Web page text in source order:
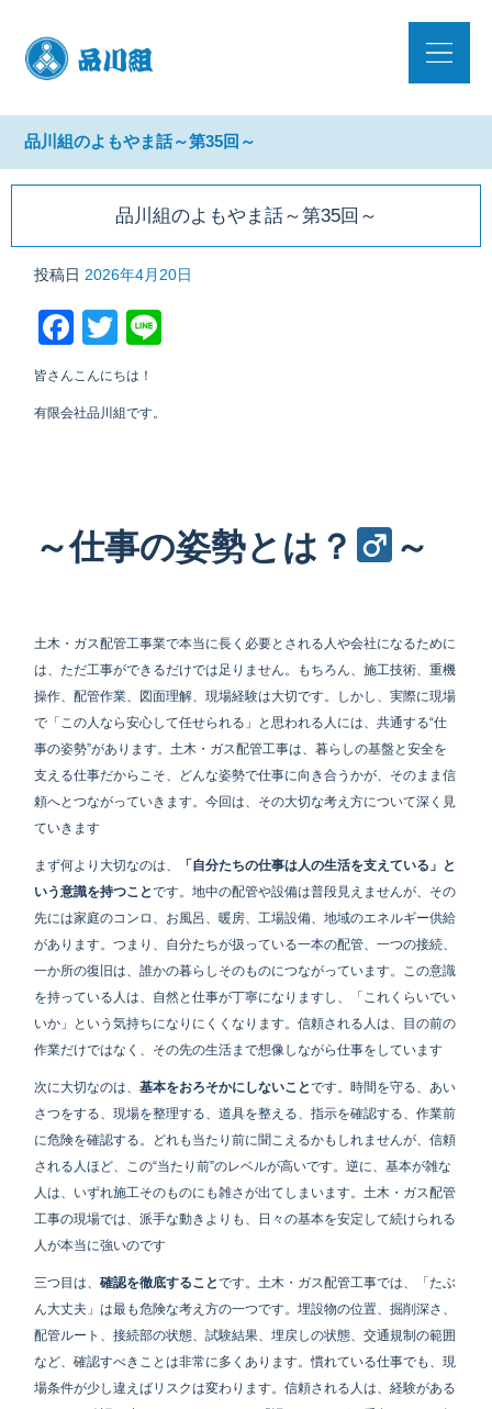
品川組のよもやま話～第35回～
品川組のよもやま話～第35回～
投稿日 2026年4月20日
Facebook
Twitter
皆さんこんにちは！
有限会社品川組です。
～仕事の姿勢とは？‍ ～
土木・ガス配管工事業で本当に長く必要とされる人や会社になるために
は、ただ工事ができるだけでは足りません。もちろん、施工技術、重機
操作、配管作業、図面理解、現場経験は大切です。しかし、実際に現場
で「この人なら安心して任せられる」と思われる人には、共通する“仕
事の姿勢”があります。土木・ガス配管工事は、暮らしの基盤と安全を
支える仕事だからこそ、どんな姿勢で仕事に向き合うかが、そのまま信
頼へとつながっていきます。今回は、その大切な考え方について深く見
ていきます
まず何より大切なのは、
「自分たちの仕事は人の生活を支えている」と
いう意識を持つことです。地中の配管や設備は普段見えませんが、その
先には家庭のコンロ、お風呂、暖房、工場設備、地域のエネルギー供給
があります。つまり、自分たちが扱っている一本の配管、一つの接続、
一か所の復旧は、誰かの暮らしそのものにつながっています。この意識
を持っている人は、自然と仕事が丁寧になりますし、「これくらいでい
いか」という気持ちになりにくくなります。信頼される人は、目の前の
作業だけではなく、その先の生活まで想像しながら仕事をしています
次に大切なのは、基本をおろそかにしないことです。時間を守る、あい
さつをする、現場を整理する、道具を整える、指示を確認する、作業前
に危険を確認する。どれも当たり前に聞こえるかもしれませんが、信頼
される人ほど、この“当たり前”のレベルが高いです。逆に、基本が雑な
人は、いずれ施工そのものにも雑さが出てしまいます。土木・ガス配管
工事の現場では、派手な動きよりも、日々の基本を安定して続けられる
人が本当に強いのです
三つ目は、確認を徹底することです。土木・ガス配管工事では、「たぶ
ん大丈夫」は最も危険な考え方の一つです。埋設物の位置、掘削深さ、
配管ルート、接続部の状態、試験結果、埋戻しの状態、交通規制の範囲
など、確認すべきことは非常に多くあります。慣れている仕事でも、現
場条件が少し違えばリスクは変わります。信頼される人は、経験がある